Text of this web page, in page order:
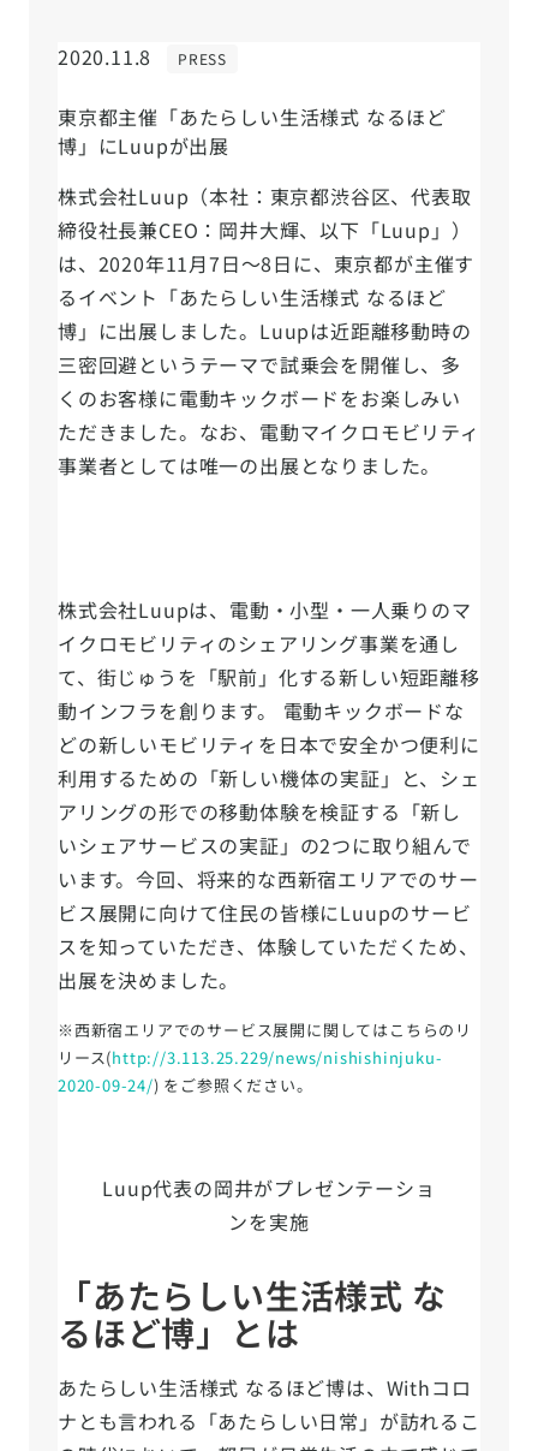
2020.11.8 PRESS
東京都主催「あたらしい生活様式 なるほど
博」にLuupが出展
株式会社Luup（本社：東京都渋谷区、代表取
締役社長兼CEO：岡井大輝、以下「Luup」）
は、2020年11月7日〜8日に、東京都が主催す
るイベント「あたらしい生活様式 なるほど
博」に出展しました。Luupは近距離移動時の
三密回避というテーマで試乗会を開催し、多
くのお客様に電動キックボードをお楽しみい
ただきました。なお、電動マイクロモビリティ
事業者としては唯一の出展となりました。
株式会社Luupは、電動・小型・一人乗りのマ
イクロモビリティのシェアリング事業を通し
て、街じゅうを「駅前」化する新しい短距離移
動インフラを創ります。 電動キックボードな
どの新しいモビリティを日本で安全かつ便利に
利用するための「新しい機体の実証」と、シェ
アリングの形での移動体験を検証する「新し
いシェアサービスの実証」の2つに取り組んで
います。今回、将来的な西新宿エリアでのサー
ビス展開に向けて住民の皆様にLuupのサービ
スを知っていただき、体験していただくため、
出展を決めました。
※西新宿エリアでのサービス展開に関してはこちらのリ
リース(http://3.113.25.229/news/nishishinjuku-
2020-09-24/) をご参照ください。
Luup代表の岡井がプレゼンテーショ
ンを実施
「あたらしい生活様式 な
るほど博」とは
あたらしい生活様式 なるほど博は、Withコロ
ナとも言われる「あたらしい日常」が訪れるこ